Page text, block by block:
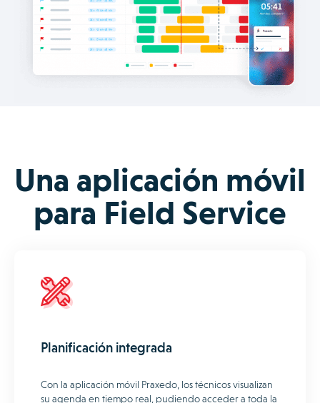
Una aplicación móvil
para Field Service
Planificación integrada
Con la aplicación móvil Praxedo, los técnicos visualizan
su agenda en tiempo real, pudiendo acceder a toda la